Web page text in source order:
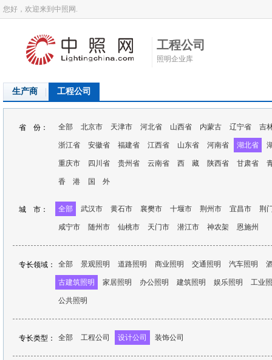
您好，欢迎来到中照网.
工程公司
照明企业库
生产商 工程公司
省 份： 全部 北京市 天津市 河北省 山西省 内蒙古 辽宁省 吉
浙江省 安徽省 福建省 江西省 山东省 河南省 湖北省
重庆市 四川省 贵州省 云南省 西 藏 陕西省 甘肃省
香 港 国 外
城 市： 全部 武汉市 黄石市 襄樊市 十堰市 荆州市 宜昌市 荆
咸宁市 随州市 仙桃市 天门市 潜江市 神农架 恩施州
专长领域： 全部 景观照明 道路照明 商业照明 交通照明 汽车照明
古建筑照明 家居照明 办公照明 建筑照明 娱乐照明 工业
公共照明
专长类型： 全部 工程公司 设计公司 装饰公司